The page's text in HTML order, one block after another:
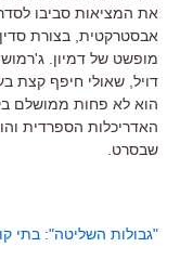
את המציאות סביבו
אבסטרקטית, בצורת
מופשט של דמיון.
דויל, שאולי חיפף קצת
הוא לא פחות ממושלם
האדריכלות הספרדית
שבסרט.
"גבולות השליטה": בתי